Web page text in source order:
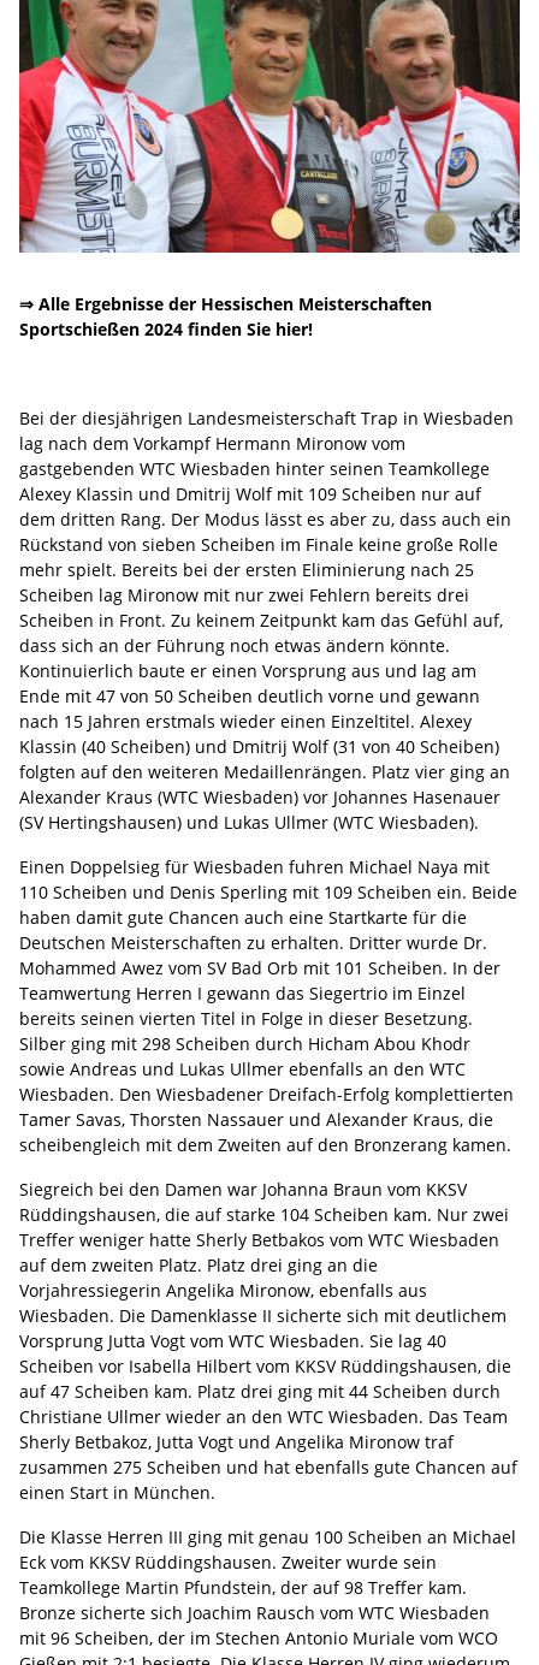
⇒ Alle Ergebnisse der Hessischen Meisterschaften
Sportschießen 2024 finden Sie hier!
Bei der diesjährigen Landesmeisterschaft Trap in Wiesbaden
lag nach dem Vorkampf Hermann Mironow vom
gastgebenden WTC Wiesbaden hinter seinen Teamkollege
Alexey Klassin und Dmitrij Wolf mit 109 Scheiben nur auf
dem dritten Rang. Der Modus lässt es aber zu, dass auch ein
Rückstand von sieben Scheiben im Finale keine große Rolle
mehr spielt. Bereits bei der ersten Eliminierung nach 25
Scheiben lag Mironow mit nur zwei Fehlern bereits drei
Scheiben in Front. Zu keinem Zeitpunkt kam das Gefühl auf,
dass sich an der Führung noch etwas ändern könnte.
Kontinuierlich baute er einen Vorsprung aus und lag am
Ende mit 47 von 50 Scheiben deutlich vorne und gewann
nach 15 Jahren erstmals wieder einen Einzeltitel. Alexey
Klassin (40 Scheiben) und Dmitrij Wolf (31 von 40 Scheiben)
folgten auf den weiteren Medaillenrängen. Platz vier ging an
Alexander Kraus (WTC Wiesbaden) vor Johannes Hasenauer
(SV Hertingshausen) und Lukas Ullmer (WTC Wiesbaden).
Einen Doppelsieg für Wiesbaden fuhren Michael Naya mit
110 Scheiben und Denis Sperling mit 109 Scheiben ein. Beide
haben damit gute Chancen auch eine Startkarte für die
Deutschen Meisterschaften zu erhalten. Dritter wurde Dr.
Mohammed Awez vom SV Bad Orb mit 101 Scheiben. In der
Teamwertung Herren I gewann das Siegertrio im Einzel
bereits seinen vierten Titel in Folge in dieser Besetzung.
Silber ging mit 298 Scheiben durch Hicham Abou Khodr
sowie Andreas und Lukas Ullmer ebenfalls an den WTC
Wiesbaden. Den Wiesbadener Dreifach-Erfolg komplettierten
Tamer Savas, Thorsten Nassauer und Alexander Kraus, die
scheibengleich mit dem Zweiten auf den Bronzerang kamen.
Siegreich bei den Damen war Johanna Braun vom KKSV
Rüddingshausen, die auf starke 104 Scheiben kam. Nur zwei
Treffer weniger hatte Sherly Betbakos vom WTC Wiesbaden
auf dem zweiten Platz. Platz drei ging an die
Vorjahressiegerin Angelika Mironow, ebenfalls aus
Wiesbaden. Die Damenklasse II sicherte sich mit deutlichem
Vorsprung Jutta Vogt vom WTC Wiesbaden. Sie lag 40
Scheiben vor Isabella Hilbert vom KKSV Rüddingshausen, die
auf 47 Scheiben kam. Platz drei ging mit 44 Scheiben durch
Christiane Ullmer wieder an den WTC Wiesbaden. Das Team
Sherly Betbakoz, Jutta Vogt und Angelika Mironow traf
zusammen 275 Scheiben und hat ebenfalls gute Chancen auf
einen Start in München.
Die Klasse Herren III ging mit genau 100 Scheiben an Michael
Eck vom KKSV Rüddingshausen. Zweiter wurde sein
Teamkollege Martin Pfundstein, der auf 98 Treffer kam.
Bronze sicherte sich Joachim Rausch vom WTC Wiesbaden
mit 96 Scheiben, der im Stechen Antonio Muriale vom WCO